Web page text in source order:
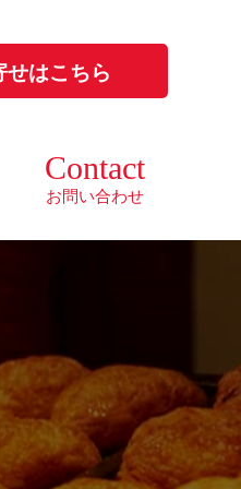
せはこちら
Contact
お問い合わせ